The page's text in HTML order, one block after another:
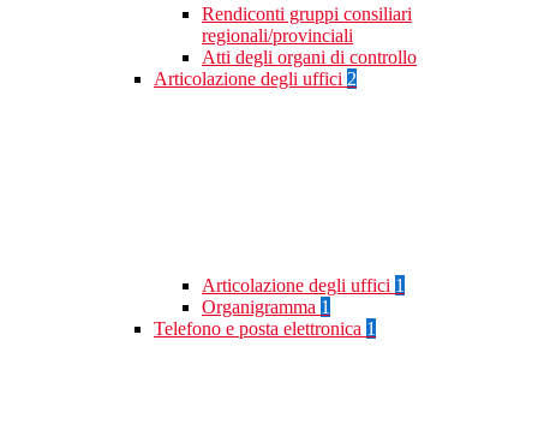
Rendiconti gruppi consiliari
regionali/provinciali
Atti degli organi di controllo
Articolazione degli uffici 2
Articolazione degli uffici 1
Organigramma 1
Telefono e posta elettronica 1